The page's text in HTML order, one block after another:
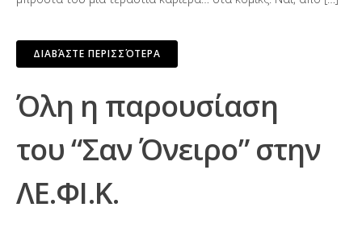
ΔΙΑΒΆΣΤΕ ΠΕΡΙΣΣΌΤΕΡΑ
Όλη η παρουσίαση
του “Σαν Όνειρο” στην
ΛΕ.ΦΙ.Κ.